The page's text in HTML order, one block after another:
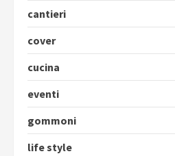
cantieri
cover
cucina
eventi
gommoni
life style